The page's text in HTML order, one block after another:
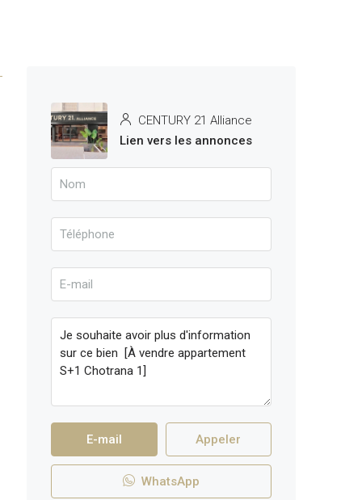
CENTURY 21 Alliance
Lien vers les annonces
E-mail Appeler
WhatsApp